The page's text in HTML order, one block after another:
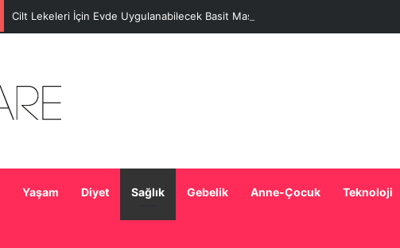
Cilt Lekeleri İçin Evde Uygulanabilecek Basit Maskeler
Yaşam Diyet Sağlık Gebelik Anne-Çocuk Teknoloji